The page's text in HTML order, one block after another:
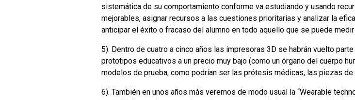
sistemática de su comportamiento conforme va estudiando y usando
mejorables, asignar recursos a las cuestiones prioritarias y analizar la
anticipar el éxito o fracaso del alumno en todo aquello que se puede medir
5). Dentro de cuatro a cinco años las impresoras 3D se habrán vuelto
prototipos educativos a un precio muy bajo (como un órgano del cuerpo
modelos de prueba, como podrían ser las prótesis médicas, las piezas
6). También en unos años más veremos de modo usual la “Wearable